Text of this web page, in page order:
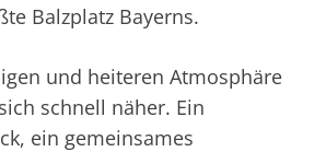
Balzplatz Bayerns.
und heiteren Atmosphäre
schnell näher. Ein
ein gemeinsames